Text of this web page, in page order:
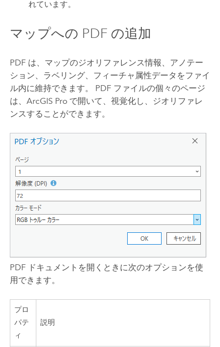
れています。
マップへの PDF の追加
PDF は、マップのジオリファレンス情報、アノテー
ション、ラベリング、フィーチャ属性データをファイ
ル内に維持できます。 PDF ファイルの個々のページ
は、 ArcGIS Proで開いて、視覚化し、ジオリファレ
ンスすることができます。
PDF ドキュメントを開くときに次のオプションを使
用できます。
プロ
パテ
ィ
説明